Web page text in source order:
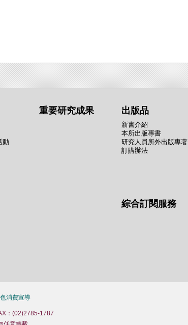
動
重要研究成果 出版品
新書介紹
本所出版專書
研究人員所外出版專著
訂購辦法
綜合訂閱服務
消費宣導
：(02)2785-1787